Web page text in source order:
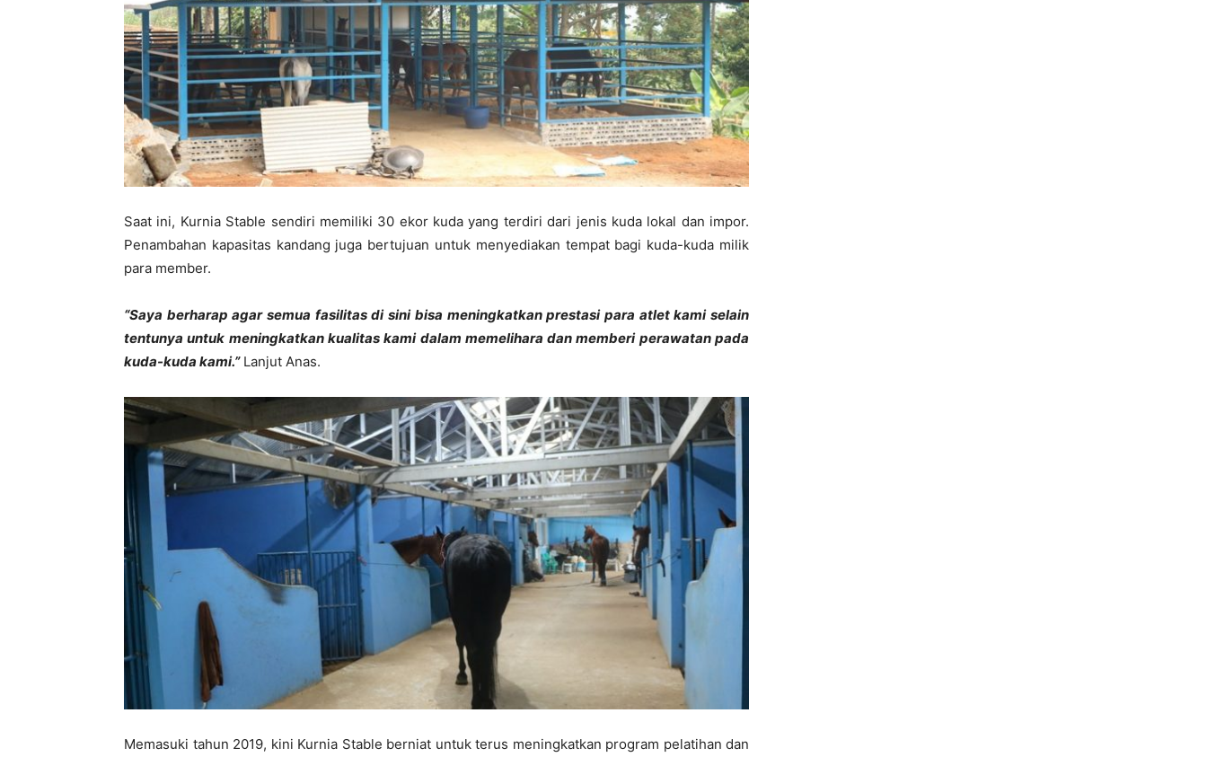
Saat ini, Kurnia Stable sendiri memiliki 30 ekor kuda yang terdiri dari jenis kuda lokal dan impor.
Penambahan kapasitas kandang juga bertujuan untuk menyediakan tempat bagi kuda-kuda milik
para member.
“Saya berharap agar semua fasilitas di sini bisa meningkatkan prestasi para atlet kami selain
tentunya untuk meningkatkan kualitas kami dalam memelihara dan memberi perawatan pada
kuda-kuda kami.”Lanjut Anas.
Memasuki tahun 2019, kini Kurnia Stable berniat untuk terus meningkatkan program pelatihan dan